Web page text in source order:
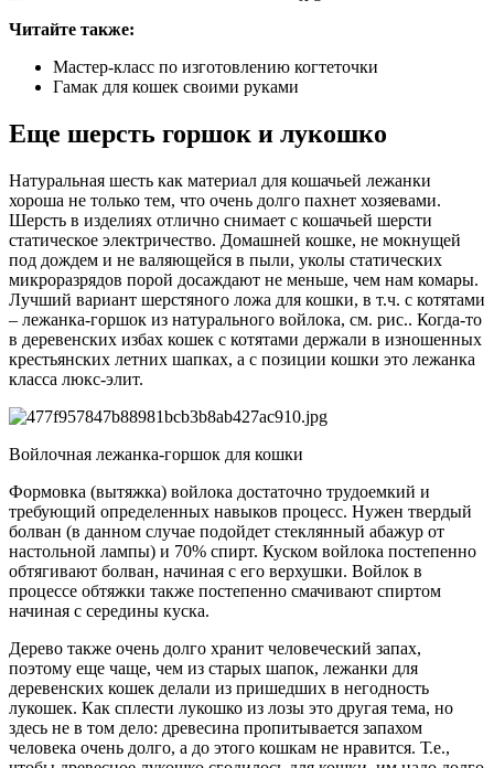
Читайте также:
Мастер-класс по изготовлению когтеточки
Гамак для кошек своими руками
Еще шерсть горшок и лукошко
Натуральная шесть как материал для кошачьей лежанки
хороша не только тем, что очень долго пахнет хозяевами.
Шерсть в изделиях отлично снимает с кошачьей шерсти
статическое электричество. Домашней кошке, не мокнущей
под дождем и не валяющейся в пыли, уколы статических
микроразрядов порой досаждают не меньше, чем нам комары.
Лучший вариант шерстяного ложа для кошки, в т.ч. с котятами
– лежанка-горшок из натурального войлока, см. рис.. Когда-то
в деревенских избах кошек с котятами держали в изношенных
крестьянских летних шапках, а с позиции кошки это лежанка
класса люкс-элит.
Войлочная лежанка-горшок для кошки
Формовка (вытяжка) войлока достаточно трудоемкий и
требующий определенных навыков процесс. Нужен твердый
болван (в данном случае подойдет стеклянный абажур от
настольной лампы) и 70% спирт. Куском войлока постепенно
обтягивают болван, начиная с его верхушки. Войлок в
процессе обтяжки также постепенно смачивают спиртом
начиная с середины куска.
Дерево также очень долго хранит человеческий запах,
поэтому еще чаще, чем из старых шапок, лежанки для
деревенских кошек делали из пришедших в негодность
лукошек. Как сплести лукошко из лозы это другая тема, но
здесь не в том дело: древесина пропитывается запахом
человека очень долго, а до этого кошкам не нравится. Т.е.,